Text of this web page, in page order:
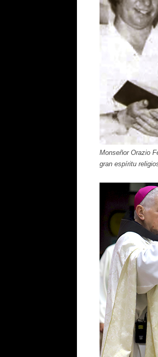
Monseñor Orazio
gran espíritu